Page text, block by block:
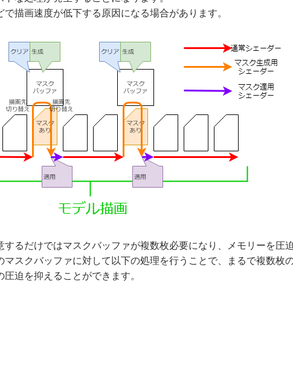
描画速度が低下する原因になる場合があります。
するだけではマスクバッファが複数枚必要になり、メモリーを圧
マスクバッファに対して以下の処理を行うことで、まるで複数枚
迫を抑えることができます。